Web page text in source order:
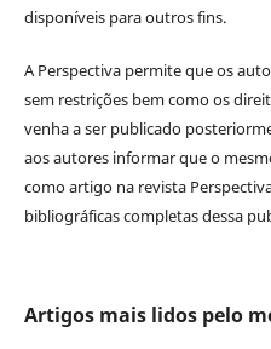
disponíveis para outros fins.
A Perspectiva permite que os
sem restrições bem como os
venha a ser publicado
aos autores informar que o
como artigo na revista
bibliográficas completas dessa
Artigos mais lidos pelo